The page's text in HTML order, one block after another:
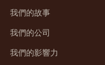
我們的故事
我們的公司
我們的影響力